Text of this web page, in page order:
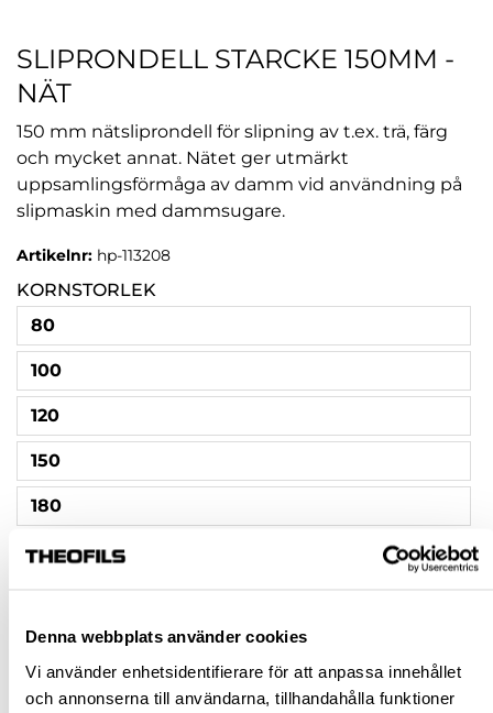
Denna webbplats använder cookies
Vi använder enhetsidentifierare för att anpassa innehållet
och annonserna till användarna, tillhandahålla funktioner
SLIPRONDELL STARCKE 150MM -
NÄT
150 mm nätsliprondell för slipning av t.ex. trä, färg
och mycket annat. Nätet ger utmärkt
uppsamlingsförmåga av damm vid användning på
slipmaskin med dammsugare.
Artikelnr: hp-113208
KORNSTORLEK
80
100
120
150
180
240
400